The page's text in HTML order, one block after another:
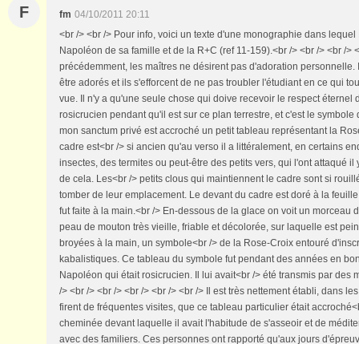
F fm 04/10/2011 20:11
<br /> <br /> Pour info, voici un texte d'une monographie dans
Napoléon de sa famille et de la R+C (ref 11-159).<br /> <br /> <br />
précédemment, les maîtres ne désirent pas d'adoration personnelle.
être adorés et ils s'efforcent de ne pas troubler l'étudiant en ce qui
vue. Il n'y a qu'une seule chose qui doive recevoir le respect éternel
rosicrucien pendant qu'il est sur ce plan terrestre, et c'est le symbole
mon sanctum privé est accroché un petit tableau représentant la
cadre est<br /> si ancien qu'au verso il a littéralement, en certains
insectes, des termites ou peut-être des petits vers, qui l'ont attaqué
de cela. Les<br /> petits clous qui maintiennent le cadre sont si
tomber de leur emplacement. Le devant du cadre est doré à la
fut faite à la main.<br /> En-dessous de la glace on voit un morceau
peau de mouton très vieille, friable et décolorée, sur laquelle est
broyées à la main, un symbole<br /> de la Rose-Croix entouré
kabalistiques. Ce tableau du symbole fut pendant des années en
Napoléon qui était rosicrucien. Il lui avait<br /> été transmis par des
/> <br /> <br /> <br /> <br /> <br /> Il est très nettement établi, dans
firent de fréquentes visites, que ce tableau particulier était
cheminée devant laquelle il avait l'habitude de s'asseoir et de
avec des familiers. Ces personnes ont rapporté qu'aux jours